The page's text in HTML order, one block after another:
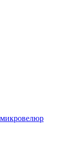
микровелюр